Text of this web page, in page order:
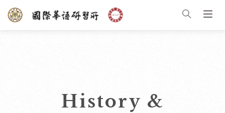
History &